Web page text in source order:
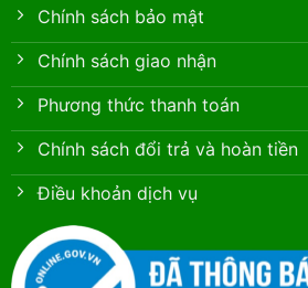
Chính sách bảo mật
Chính sách giao nhận
Phương thức thanh toán
Chính sách đổi trả và hoàn tiền
Điều khoản dịch vụ